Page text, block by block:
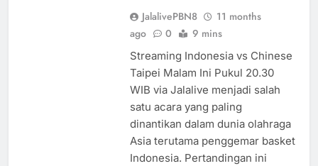
JalalivePBN8
11 months
ago
0 9 mins
Streaming Indonesia vs Chinese
Taipei Malam Ini Pukul 20.30
WIB via Jalalive menjadi salah
satu acara yang paling
dinantikan dalam dunia olahraga
Asia terutama penggemar basket
Indonesia. Pertandingan ini